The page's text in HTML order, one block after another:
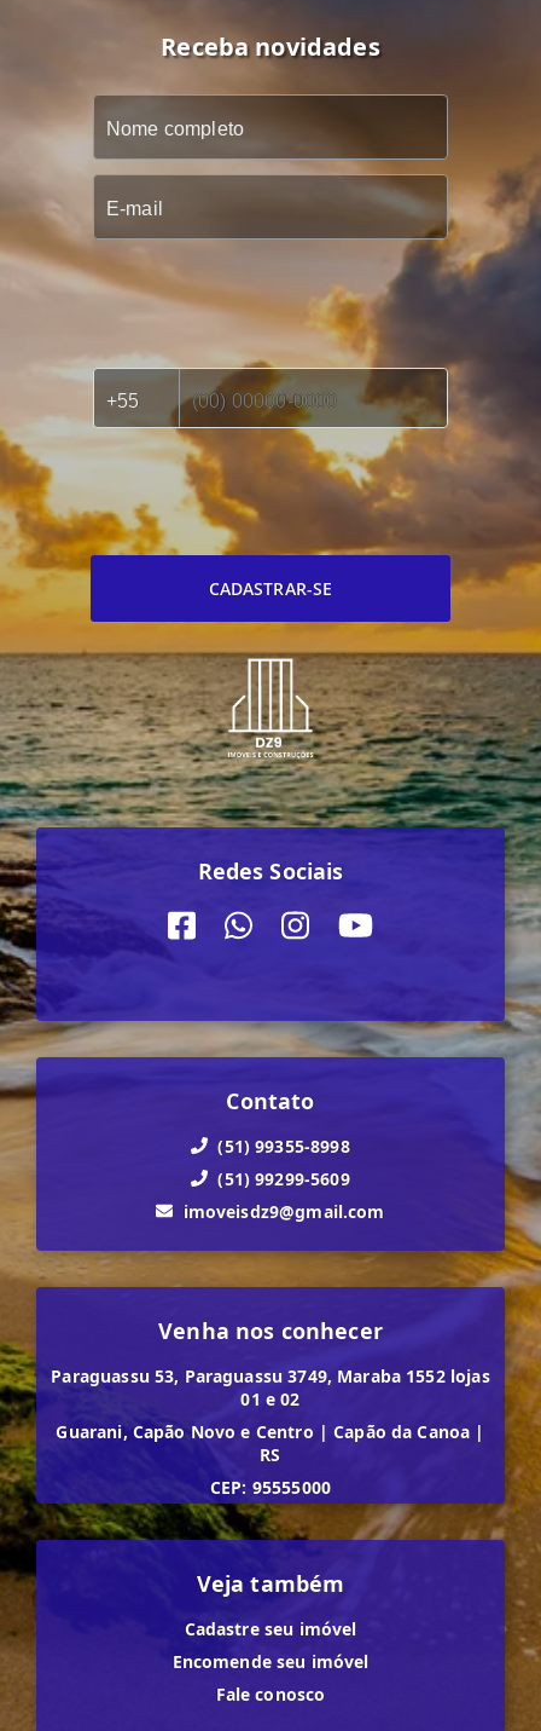
Receba novidades
CADASTRAR-SE
Redes Sociais
Contato
(51) 99355-8998
(51) 99299-5609
imoveisdz9@gmail.com
Venha nos conhecer
Paraguassu 53, Paraguassu 3749, Maraba 1552 lojas
01 e 02
Guarani, Capão Novo e Centro | Capão da Canoa |
RS
CEP: 95555000
Veja também
Cadastre seu imóvel
Encomende seu imóvel
Fale conosco